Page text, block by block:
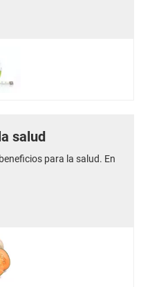
salud
para la salud. En